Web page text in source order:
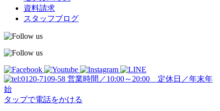
資料請求
スタッフブログ
営業時間／10:00～20:00 定休日／年末年
始
タップで電話をかける